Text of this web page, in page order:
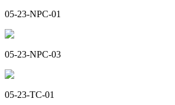
05-23-NPC-01
05-23-NPC-03
05-23-TC-01